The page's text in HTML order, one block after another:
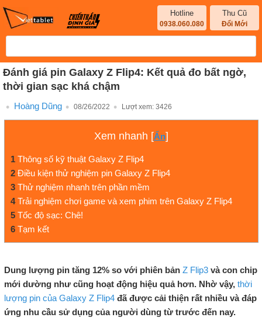
Hotline
0938.060.080
Thu Cũ
Đổi Mới
Đánh giá pin Galaxy Z Flip4: Kết quả đo bất ngờ,
thời gian sạc khá chậm
Hoàng Dũng 08/26/2022 Lượt xem: 3426
Xem nhanh [Ẩn]
1 Thông số kỹ thuật Galaxy Z Flip4
2 Điều kiện thử nghiệm pin Galaxy Z Flip4
3 Thử nghiệm nhanh trên phần mềm
4 Trải nghiệm chơi game và xem phim trên Galaxy Z Flip4
5 Tốc độ sạc: Chê!
6 Tạm kết
Dung lượng pin tăng 12% so với phiên bản Z Flip3và con chip
mới dường như cũng hoạt động hiệu quả hơn. Nhờ vậy, thời
lượng pin của Galaxy Z Flip4 đã được cải thiện rất nhiều và đáp
ứng nhu cầu sử dụng của người dùng từ trước đến nay.